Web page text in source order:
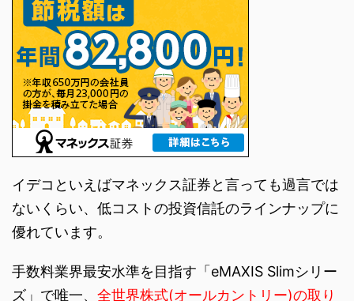
イデコといえばマネックス証券と言っても過言では
ないくらい、低コストの投資信託のラインナップに
優れています。
手数料業界最安水準を目指す「eMAXIS Slimシリー
ズ」で唯一、 全世界株式(オールカントリー)の取り